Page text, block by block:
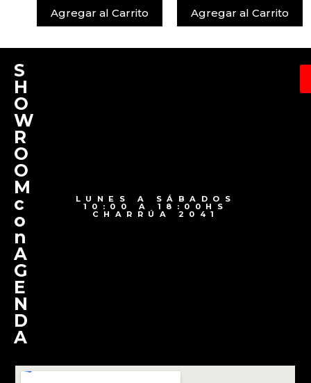
Agregar al Carrito
Agregar al Carrito
S
H
O
W
R
O
O
M
c
o
n
A
G
E
N
D
A
LUNES A SÁBADOS
10:00 A 18:00HS
CHARRÚA 2041